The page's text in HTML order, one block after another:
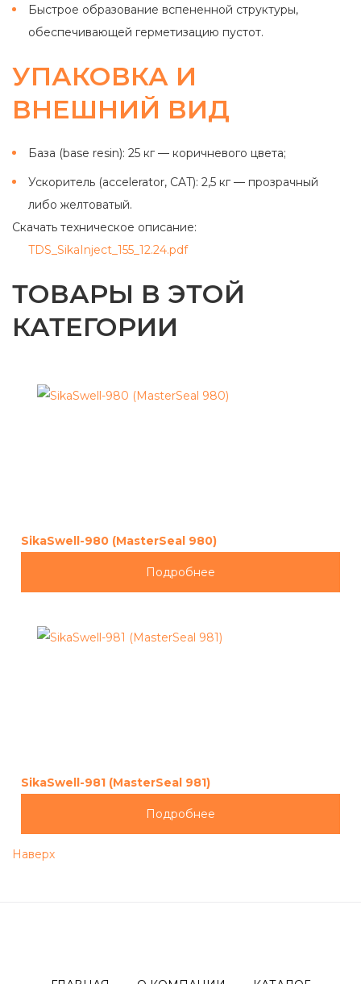
Быстрое образование вспененной структуры,
обеспечивающей герметизацию пустот.
УПАКОВКА И
ВНЕШНИЙ ВИД
База (base resin): 25 кг — коричневого цвета;
Ускоритель (accelerator, CAT): 2,5 кг — прозрачный
либо желтоватый.
Скачать техническое описание:
TDS_SikaInject_155_12.24.pdf
ТОВАРЫ В ЭТОЙ
КАТЕГОРИИ
SikaSwell-980 (MasterSeal 980)
Подробнее
SikaSwell-981 (MasterSeal 981)
Подробнее
Наверх